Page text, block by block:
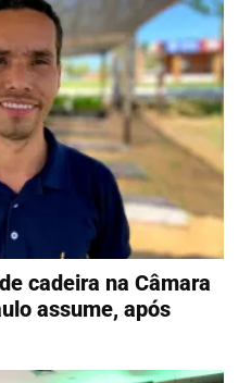
cadeira na Câmara
assume, após